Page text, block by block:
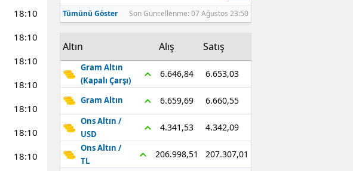
18:10
18:10
18:10
18:10
18:10
18:10
18:10
Tümünü Göster Son Güncellenme: 07 Ağustos 23:50
Altın Alış Satış
Gram Altın
(Kapalı Çarşı)
6.646,84 6.653,03
Gram Altın 6.659,69 6.660,55
Ons Altın /
USD
4.341,53 4.342,09
Ons Altın /
TL
206.998,51 207.307,01